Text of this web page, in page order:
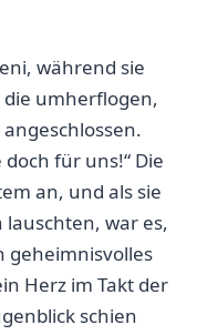
während ‍sie
umherflogen,
für‌ uns!“ Die
an, und als sie
lauschten, war es,
geheimnisvolles
Herz im Takt der
schien